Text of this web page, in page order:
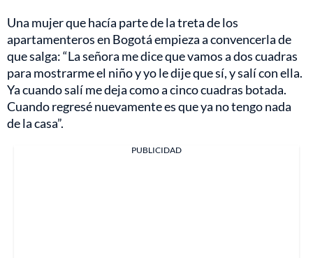
Una mujer que hacía parte de la treta de los
apartamenteros en Bogotá empieza a convencerla de
que salga: “La señora me dice que vamos a dos cuadras
para mostrarme el niño y yo le dije que sí, y salí con ella.
Ya cuando salí me deja como a cinco cuadras botada.
Cuando regresé nuevamente es que ya no tengo nada
de la casa”.
PUBLICIDAD